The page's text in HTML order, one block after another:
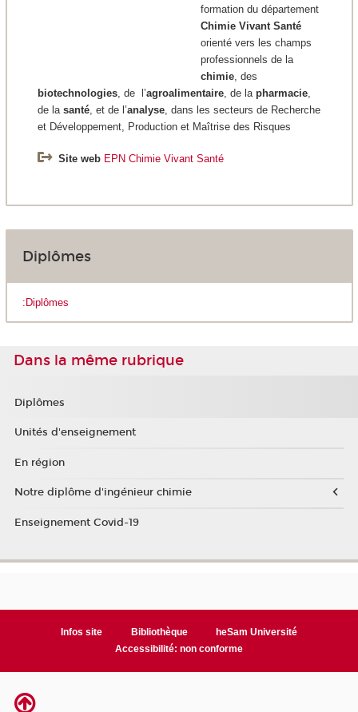
formation du département
Chimie Vivant Santé
orienté vers les champs
professionnels de la
chimie, des
biotechnologies, de l’agroalimentaire, de la pharmacie,
de la santé, et de l’analyse, dans les secteurs de Recherche
et Développement, Production et Maîtrise des Risques
Site web EPN Chimie Vivant Santé
Diplômes
:Diplômes
Dans la même rubrique
Diplômes
Unités d'enseignement
En région
Notre diplôme d'ingénieur chimie
Enseignement Covid-19
Infos site Bibliothèque
heSam Université
Accessibilité: non conforme